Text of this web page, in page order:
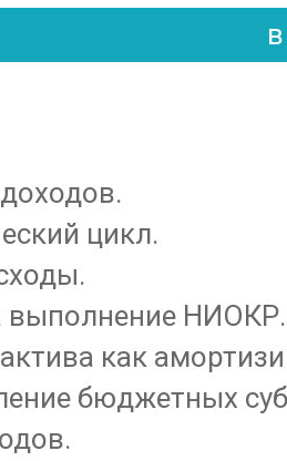
цикл.
выполнение НИОКР.
как
бюджетных